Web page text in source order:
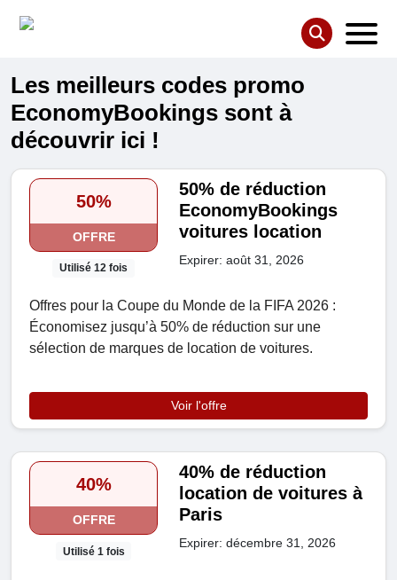
Les meilleurs codes promo
EconomyBookings sont à
découvrir ici !
50%
OFFRE
Utilisé 12 fois
50% de réduction
EconomyBookings
voitures location
Expirer: août 31, 2026
Offres pour la Coupe du Monde de la FIFA 2026 :
Économisez jusqu’à 50% de réduction sur une
sélection de marques de location de voitures.
Voir l'offre
40%
OFFRE
Utilisé 1 fois
40% de réduction
location de voitures à
Paris
Expirer: décembre 31, 2026